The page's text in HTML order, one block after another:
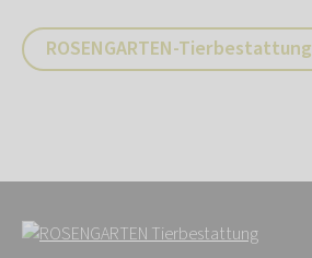
ROSENGARTEN-Tierbestattung